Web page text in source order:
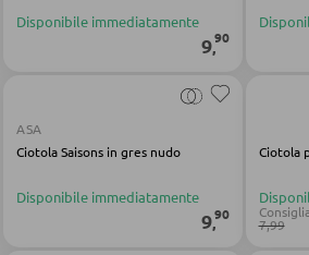
MOBILI TV
TAVOLI DA
Tavolini da caffé
ILLUMINAZIONE
Luci da esterno
LINEE
Disponibile immediatamente
9,90
ASA
Ciotola Saisons in gres nudo
Disponibile immediatamente
9,90
7,99